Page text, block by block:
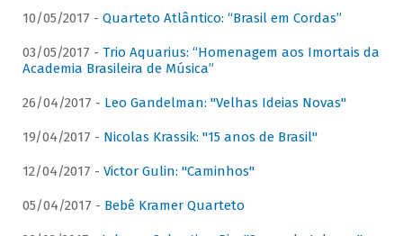
10/05/2017 - Quarteto Atlântico: “Brasil em Cordas”
03/05/2017 - Trio Aquarius: “Homenagem aos Imortais da
Academia Brasileira de Música”
26/04/2017 - Leo Gandelman: "Velhas Ideias Novas"
19/04/2017 - Nicolas Krassik: "15 anos de Brasil"
12/04/2017 - Victor Gulin: "Caminhos"
05/04/2017 - Bebê Kramer Quarteto